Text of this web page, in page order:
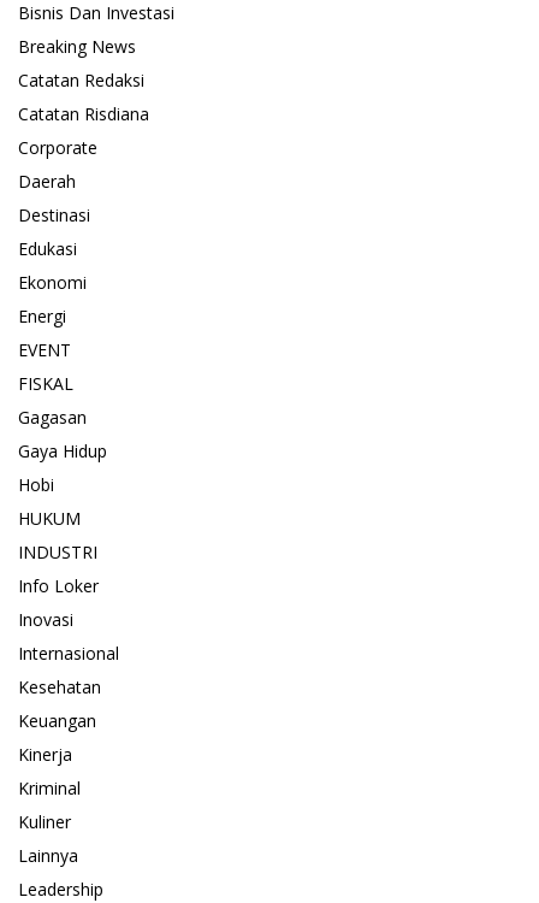
Bisnis Dan Investasi
Breaking News
Catatan Redaksi
Catatan Risdiana
Corporate
Daerah
Destinasi
Edukasi
Ekonomi
Energi
EVENT
FISKAL
Gagasan
Gaya Hidup
Hobi
HUKUM
INDUSTRI
Info Loker
Inovasi
Internasional
Kesehatan
Keuangan
Kinerja
Kriminal
Kuliner
Lainnya
Leadership